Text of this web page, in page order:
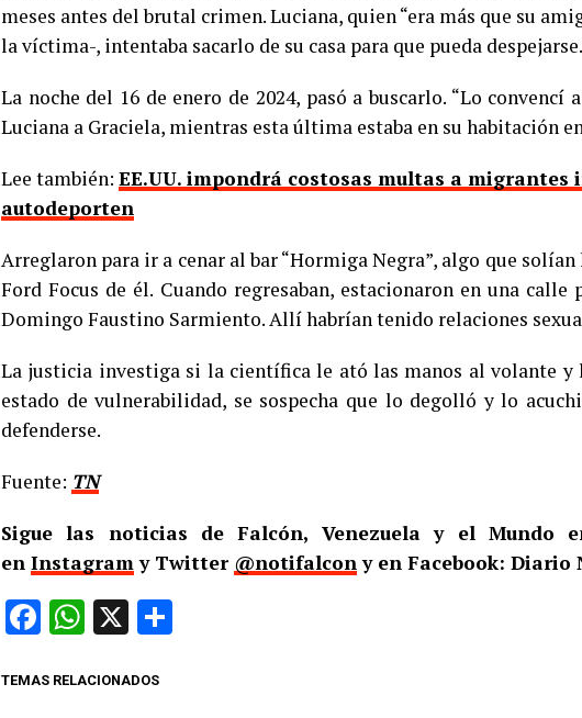
meses antes del brutal crimen. Luciana, quien “era más que su
la víctima-, intentaba sacarlo de su casa para que pueda despejarse.
La noche del 16 de enero de 2024, pasó a buscarlo. “Lo
Luciana a Graciela, mientras esta última estaba en su habitación
Lee también: EE.UU. impondrá costosas multas a migrantes
autodeporten
Arreglaron para ir a cenar al bar “Hormiga Negra”, algo que
Ford Focus de él. Cuando regresaban, estacionaron en una
Domingo Faustino Sarmiento. Allí habrían tenido relaciones
La justicia investiga si la científica le ató las manos al volante y
estado de vulnerabilidad, se sospecha que lo degolló y lo
defenderse.
Fuente: TN
Sigue las noticias de Falcón, Venezuela y el Mundo
en Instagramy Twitter @notifalcony en Facebook: Diario
Facebook
WhatsApp
X
TEMAS RELACIONADOS